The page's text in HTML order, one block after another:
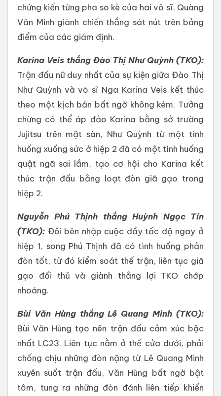
chứng kiến từng pha so kè của hai võ sĩ, Quàng
Văn Minh giành chiến thắng sát nút trên bảng
điểm của các giám định.
Karina Veis thắng Đào Thị Như Quỳnh (TKO):
Trận đấu nữ duy nhất của sự kiện giữa Đào Thị
Như Quỳnh và võ sĩ Nga Karina Veis kết thúc
theo một kịch bản bất ngờ không kém. Tưởng
chừng có thể áp đảo Karina bằng sở trường
Jujitsu trên mặt sàn, Như Quỳnh từ một tình
huống xuống sức ở hiệp 2 đã có một tình huống
quật ngã sai lầm, tạo cơ hội cho Karina kết
thúc trận đấu bằng loạt đòn giã gạo trong
hiệp 2.
Nguyễn Phú Thịnh thắng Huỳnh Ngọc Tín
(TKO): Đôi bên nhập cuộc đầy tốc độ ngay ở
hiệp 1, song Phú Thịnh đã có tình huống phản
đòn tốt, từ đó kiểm soát thế trận, liên tục giã
gạo đối thủ và giành thắng lợi TKO chớp
nhoáng.
Bùi Văn Hùng thắng Lê Quang Minh (TKO):
Bùi Văn Hùng tạo nên trận đấu cảm xúc bậc
nhất LC23. Liên tục nằm ở thế cửa dưới, phải
chống chịu những đòn nặng từ Lê Quang Minh
xuyên suốt trận đấu, Văn Hùng bất ngờ bật
tôm, tung ra những đòn đánh liên tiếp khiến